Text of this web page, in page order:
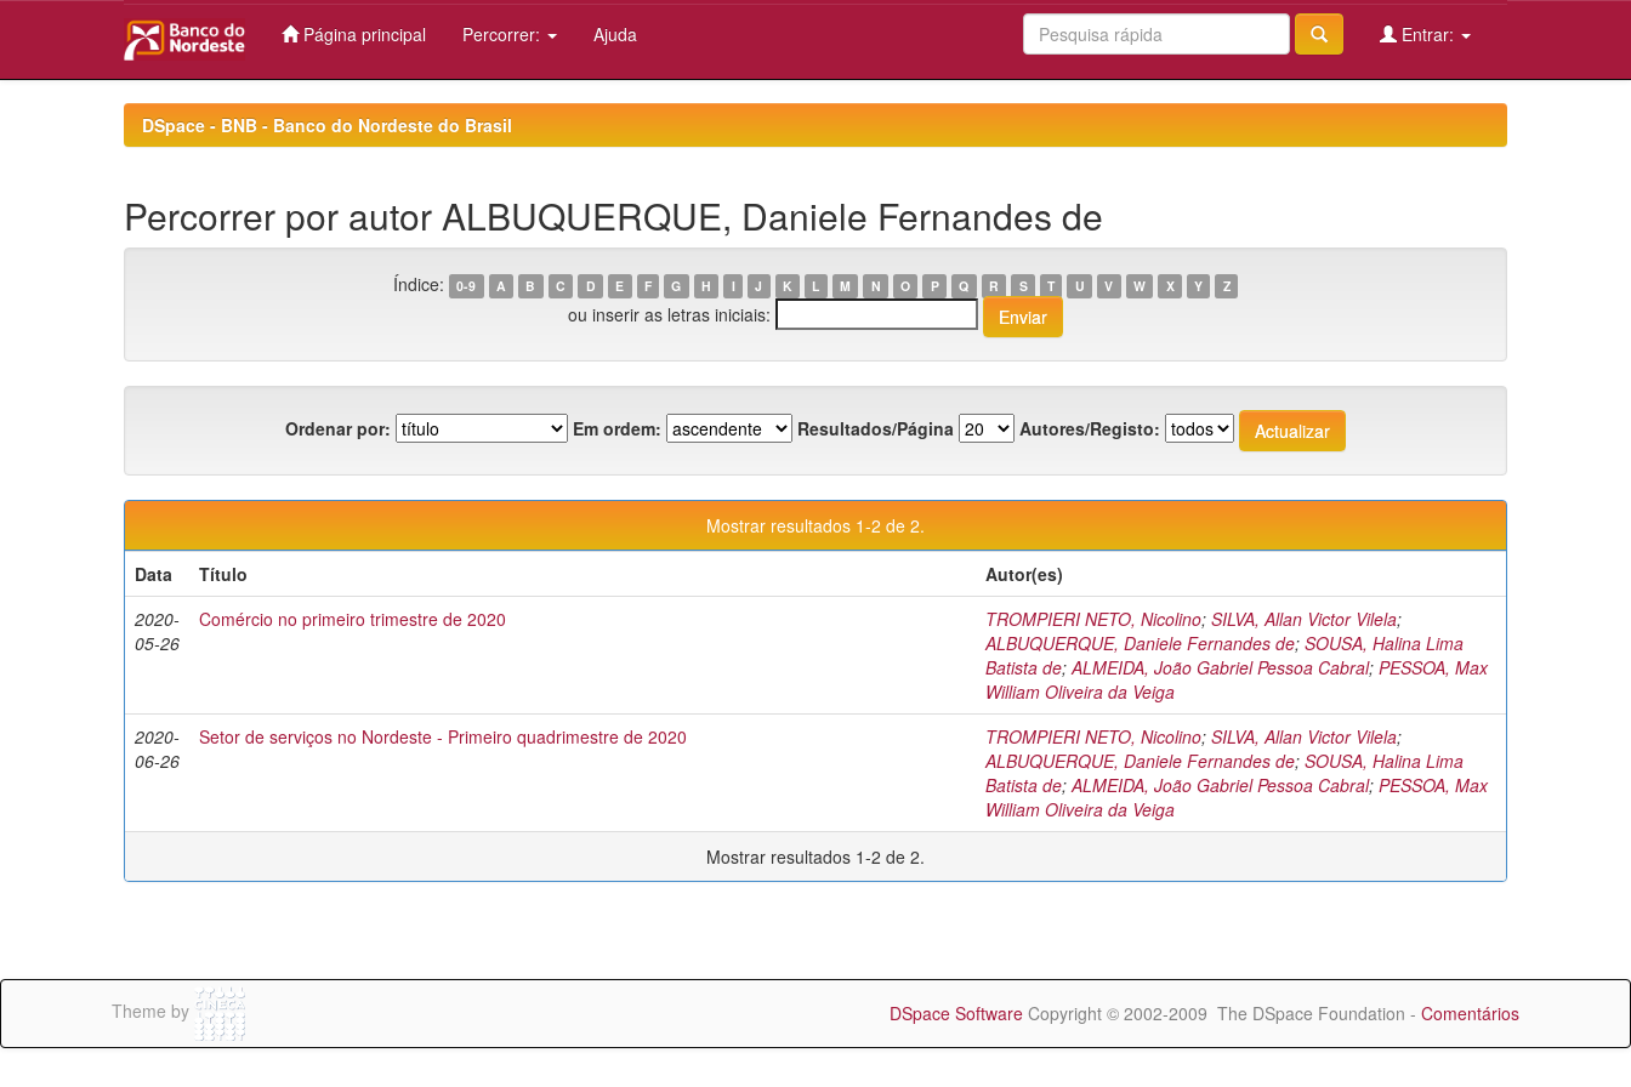
Página principal Percorrer: Ajuda Entrar:
DSpace - BNB - Banco do Nordeste do Brasil
Percorrer por autor ALBUQUERQUE, Daniele Fernandes de
Índice: 0-9 A B C D E F G H I J K L M N O P Q R S T U V W X Y Z
ou inserir as letras iniciais:
Ordenar por: Em ordem: Resultados/Página Autores/Registo:
Mostrar resultados 1-2 de 2.
Data
Título
Autor(es)
2020-
05-26
Comércio no primeiro trimestre de 2020 TROMPIERI NETO, Nicolino; SILVA, Allan Victor Vilela;
ALBUQUERQUE, Daniele Fernandes de; SOUSA, Halina Lima
Batista de;ALMEIDA, João Gabriel Pessoa Cabral; PESSOA, Max
William Oliveira da Veiga
2020-
06-26
Setor de serviços no Nordeste - Primeiro quadrimestre de 2020 TROMPIERI NETO, Nicolino; SILVA, Allan Victor Vilela;
ALBUQUERQUE, Daniele Fernandes de; SOUSA, Halina Lima
Batista de;ALMEIDA, João Gabriel Pessoa Cabral; PESSOA, Max
William Oliveira da Veiga
Mostrar resultados 1-2 de 2.
Theme by DSpace Software Copyright © 2002-2009 The DSpace Foundation - Comentários